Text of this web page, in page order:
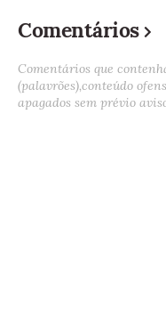
Comentários
Comentários que
(palavrões),conteúdo
apagados sem prévio